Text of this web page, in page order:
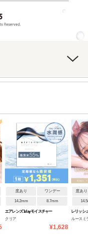
度あり ワンデー
14.2mm 8.7mm
エアレンズ 1day モイスチャー
クリア
¥1,628
度あ
レリッシ
ルースミ